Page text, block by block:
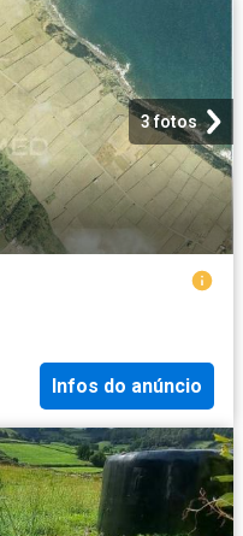
3 fotos
Infos do anúncio